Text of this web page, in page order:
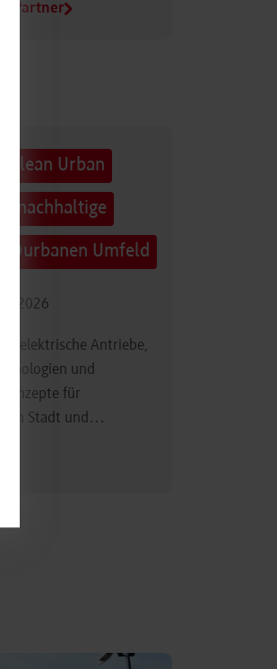
Partner
Clean Urban
nachhaltige
Umfeld
elektrische Antriebe,
und
für
in Stadt und…